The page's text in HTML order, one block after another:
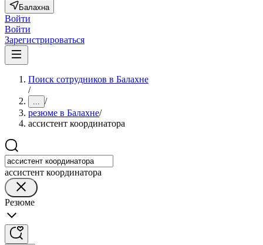
Балахна
Войти
Войти
Зарегистрироваться
Поиск сотрудников в Балахне
/
... /
резюме в Балахне/
ассистент координатора
ассистент координатора
Резюме